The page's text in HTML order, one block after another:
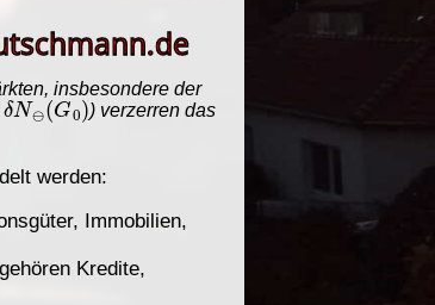
insbesondere der
δN⊖(G0)
) verzerren das
werden:
Immobilien,
Kredite,